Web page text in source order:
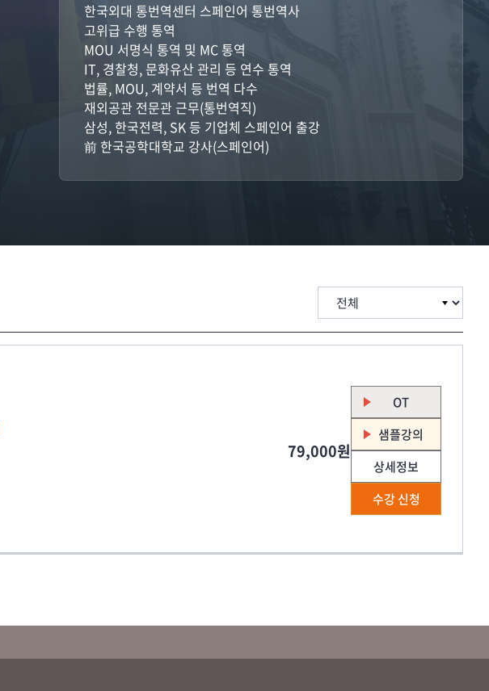
한국외대 통번역센터 스페인어 통번역사
고위급 수행 통역
MOU 서명식 통역 및 MC 통역
IT, 경찰청, 문화유산 관리 등 연수 통역
법률, MOU, 계약서 등 번역 다수
재외공관 전문관 근무(통번역직)
삼성, 한국전력, SK 등 기업체 스페인어 출강
前 한국공학대학교 강사(스페인어)
79,000원
OT
샘플강의
상세정보
수강 신청